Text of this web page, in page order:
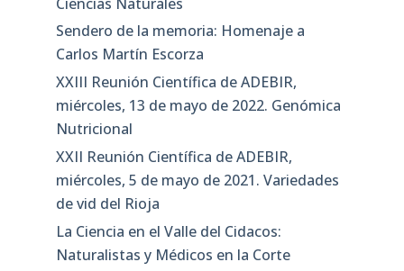
Sendero de la memoria: Homenaje a
Carlos Martín Escorza
XXIII Reunión Científica de ADEBIR,
miércoles, 13 de mayo de 2022. Genómica
Nutricional
XXII Reunión Científica de ADEBIR,
miércoles, 5 de mayo de 2021. Variedades
de vid del Rioja
La Ciencia en el Valle del Cidacos:
Naturalistas y Médicos en la Corte